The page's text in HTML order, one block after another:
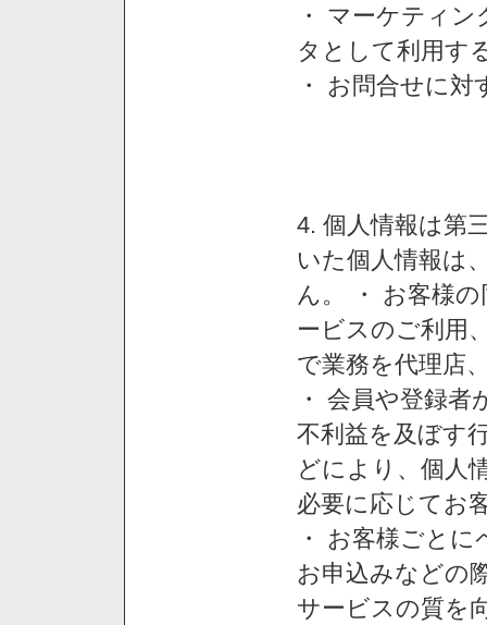
・ マーケティ
タとして利用す
・ お問合せに
4. 個人情報は第
いた個人情報は
ん。 ・ お客様
ービスのご利用
で業務を代理店
・ 会員や登録
不利益を及ぼす
どにより、個人
必要に応じてお
・ お客様ごと
お申込みなどの
サービスの質を